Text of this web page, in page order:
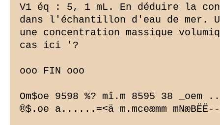
V1 éq : 5, 1 mL. En déduire la
dans l'échantillon d'eau de mer.
une concentration massique
cas ici '?
ooo FIN ooo
Om$oe 9598 %? mî.m 8595 38
®$.oe a......=<ä m.mceæmm